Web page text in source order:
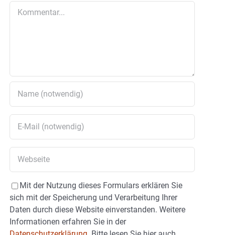
Mit der Nutzung dieses Formulars erklären Sie
sich mit der Speicherung und Verarbeitung Ihrer
Daten durch diese Website einverstanden. Weitere
Informationen erfahren Sie in der